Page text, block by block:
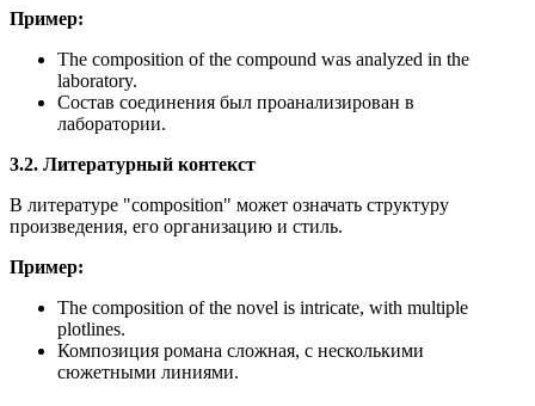
Пример:
The composition of the compound was analyzed in the
laboratory.
Состав соединения был проанализирован в
лаборатории.
3.2. Литературный контекст
В литературе "composition" может означать структуру
произведения, его организацию и стиль.
Пример:
The composition of the novel is intricate, with multiple
plotlines.
Композиция романа сложная, с несколькими
сюжетными линиями.